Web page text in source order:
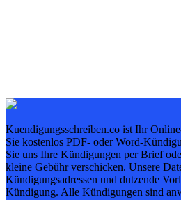
Kuendigungsschreiben.co ist Ihr
Sie kostenlos PDF- oder Word-
Sie uns Ihre Kündigungen per Brief
kleine Gebühr verschicken. Unsere
Kündigungsadressen und dutzende
Kündigung. Alle Kündigungen sind